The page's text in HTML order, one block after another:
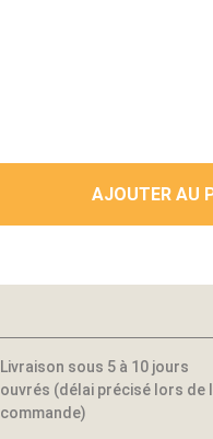
AJOUTER AU
Livraison sous 5 à 10 jours
ouvrés (délai précisé lors de
commande)